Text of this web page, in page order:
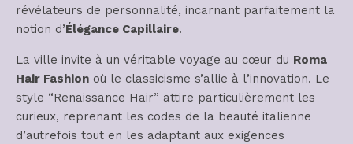
révélateurs de personnalité, incarnant parfaitement la
notion d’Élégance Capillaire.
La ville invite à un véritable voyage au cœur du Roma
Hair Fashion où le classicisme s’allie à l’innovation. Le
style “Renaissance Hair” attire particulièrement les
curieux, reprenant les codes de la beauté italienne
d’autrefois tout en les adaptant aux exigences